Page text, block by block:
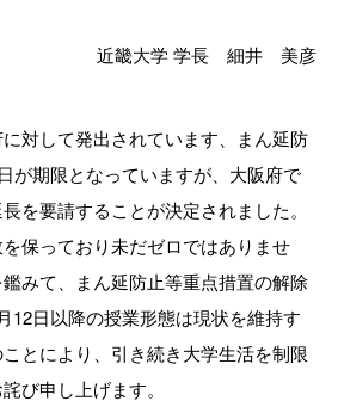
近畿大学 学長 細井 美彦
対して発出されています、まん延防
が期限となっていますが、大阪府で
を要請することが決定されました。
保っており未だゼロではありませ
みて、まん延防止等重点措置の解除
12日以降の授業形態は現状を維持す
とにより、引き続き大学生活を制限
び申し上げます。